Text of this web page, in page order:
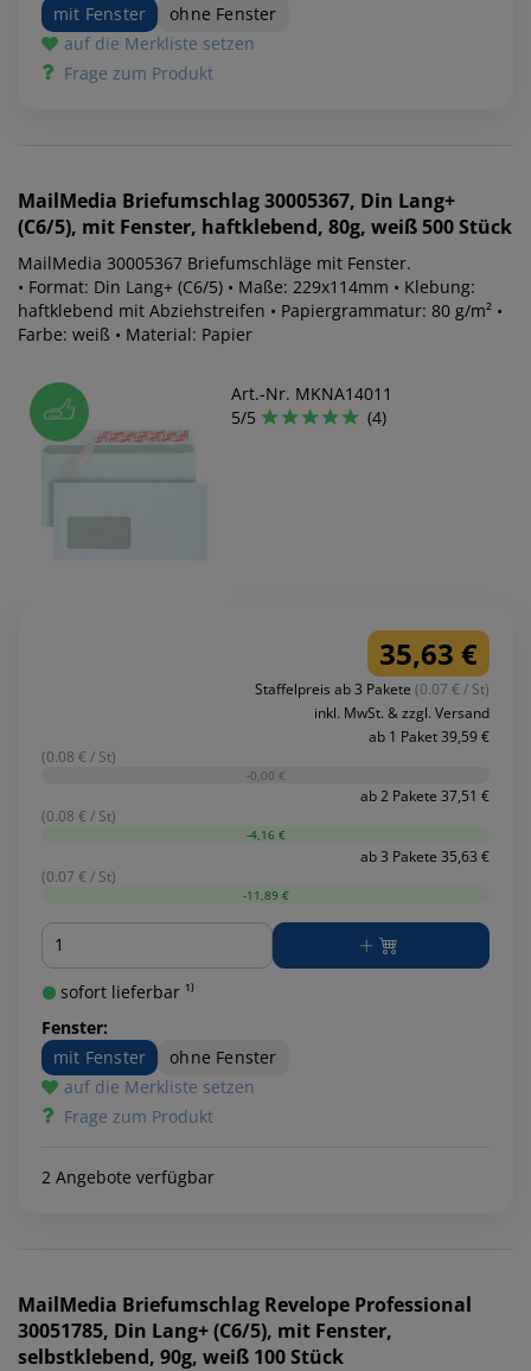
mit Fenster
ohne Fenster
auf die Merkliste setzen
Frage zum Produkt
MailMedia Briefumschlag 30005367, Din Lang+
(C6/5), mit Fenster, haftklebend, 80g, weiß 500 Stück
MailMedia 30005367 Briefumschläge mit Fenster.
• Format: Din Lang+ (C6/5) • Maße: 229x114mm • Klebung:
haftklebend mit Abziehstreifen • Papiergrammatur: 80 g/m² •
Farbe: weiß • Material: Papier
Art.-Nr. MKNA14011
5/5
(4)
35,63 €
Staffelpreis ab 3 Pakete (0.07 € / St)
inkl. MwSt. & zzgl. Versand
ab 1 Paket 39,59 €
(0.08 € / St)
-0,00 €
ab 2 Pakete 37,51 €
(0.08 € / St)
-4,16 €
ab 3 Pakete 35,63 €
(0.07 € / St)
-11,89 €
Menge
sofort lieferbar ¹⁾
Fenster:
mit Fenster
ohne Fenster
auf die Merkliste setzen
Frage zum Produkt
2 Angebote verfügbar
MailMedia Briefumschlag Revelope Professional
30051785, Din Lang+ (C6/5), mit Fenster,
selbstklebend, 90g, weiß 100 Stück